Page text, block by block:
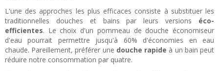
L'une des approches les plus efficaces consiste à substituer les
traditionnelles douches et bains par leurs versions éco-
efficientes. Le choix d'un pommeau de douche économiseur
d'eau pourrait permettre jusqu'à 60% d'économies en eau
chaude. Pareillement, préférer une douche rapide à un bain peut
réduire notre consommation par quatre.